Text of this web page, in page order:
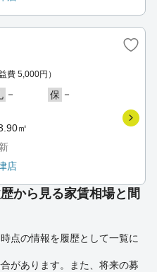
費 5,000円）
－ 保 －
㎡
店
から見る家賃相場と間
点の情報を履歴として一覧に
があります。また、将来の募